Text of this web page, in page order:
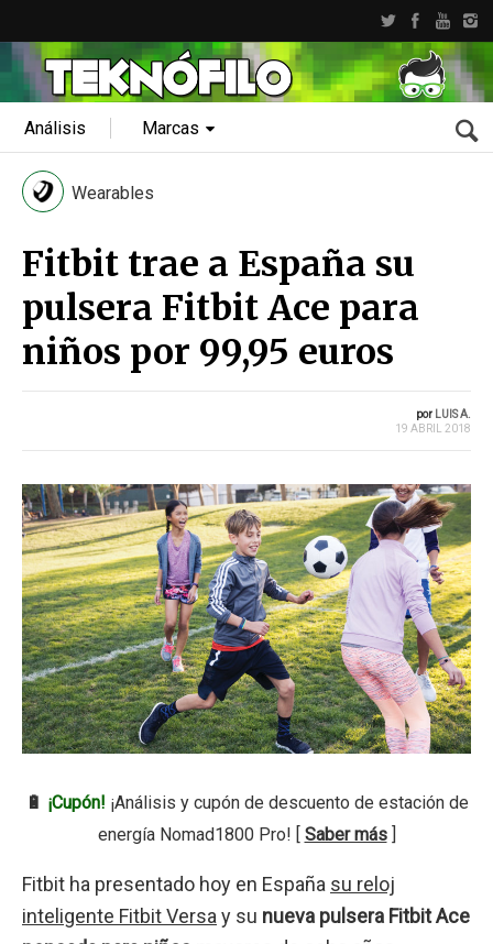
Análisis Marcas
Wearables
Fitbit trae a España su
pulsera Fitbit Ace para
niños por 99,95 euros
por LUIS A.
19 ABRIL 2018
🔋 ¡Cupón! ¡Análisis y cupón de descuento de estación de
energía Nomad1800 Pro! [ Saber más]
Fitbit ha presentado hoy en España su reloj
inteligente Fitbit Versay su nueva pulsera Fitbit Ace